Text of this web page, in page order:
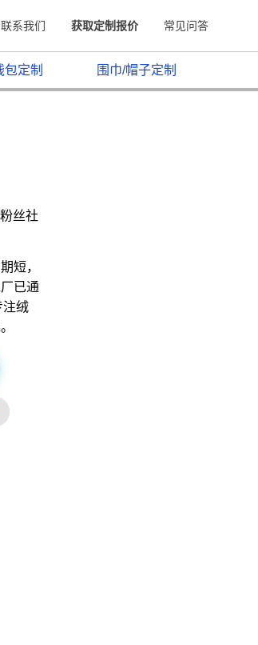
联系我们 获取定制报价 常见问答
包定制 围巾/帽子定制
丝社
短，
已通
注绒